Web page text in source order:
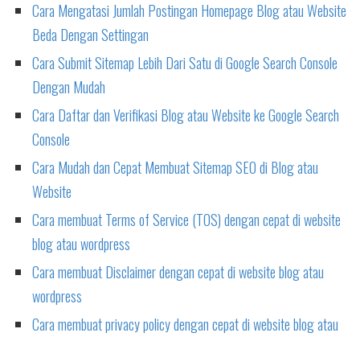
Cara Mengatasi Jumlah Postingan Homepage Blog atau Website
Beda Dengan Settingan
Cara Submit Sitemap Lebih Dari Satu di Google Search Console
Dengan Mudah
Cara Daftar dan Verifikasi Blog atau Website ke Google Search
Console
Cara Mudah dan Cepat Membuat Sitemap SEO di Blog atau
Website
Cara membuat Terms of Service (TOS) dengan cepat di website
blog atau wordpress
Cara membuat Disclaimer dengan cepat di website blog atau
wordpress
Cara membuat privacy policy dengan cepat di website blog atau